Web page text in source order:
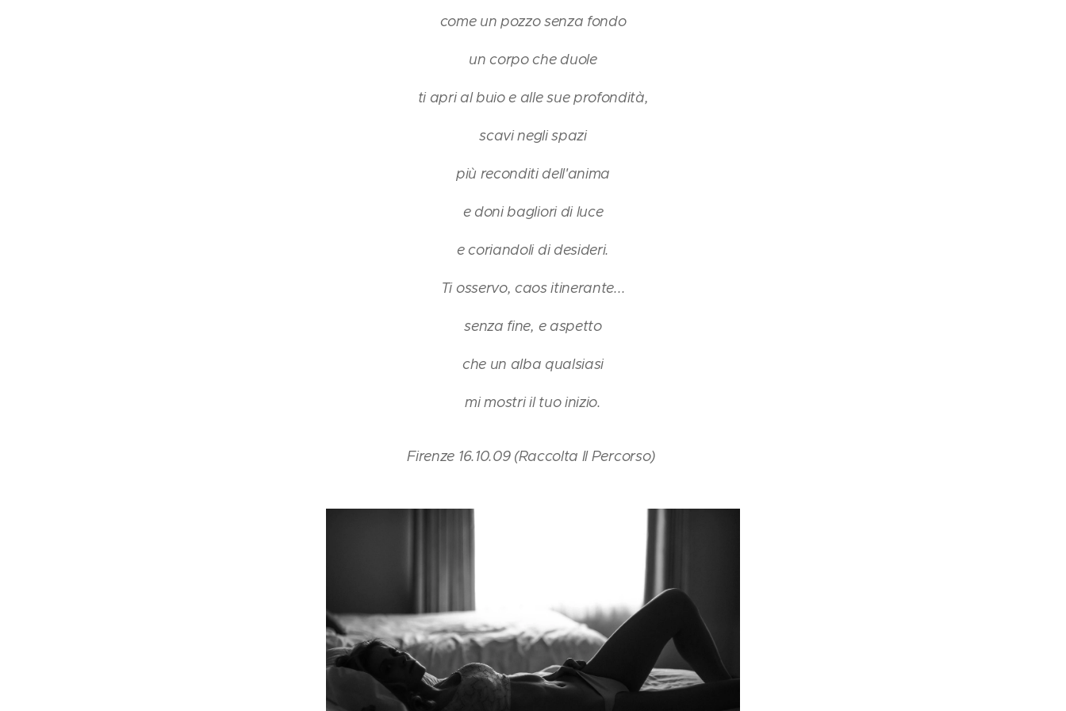
come un pozzo senza fondo
un corpo che duole
ti apri al buio e alle sue profondità,
scavi negli spazi
più reconditi dell'anima
e doni bagliori di luce
e coriandoli di desideri.
Ti osservo, caos itinerante...
senza fine, e aspetto
che un alba qualsiasi
mi mostri il tuo inizio.
Firenze 16.10.09 (Raccolta Il Percorso)